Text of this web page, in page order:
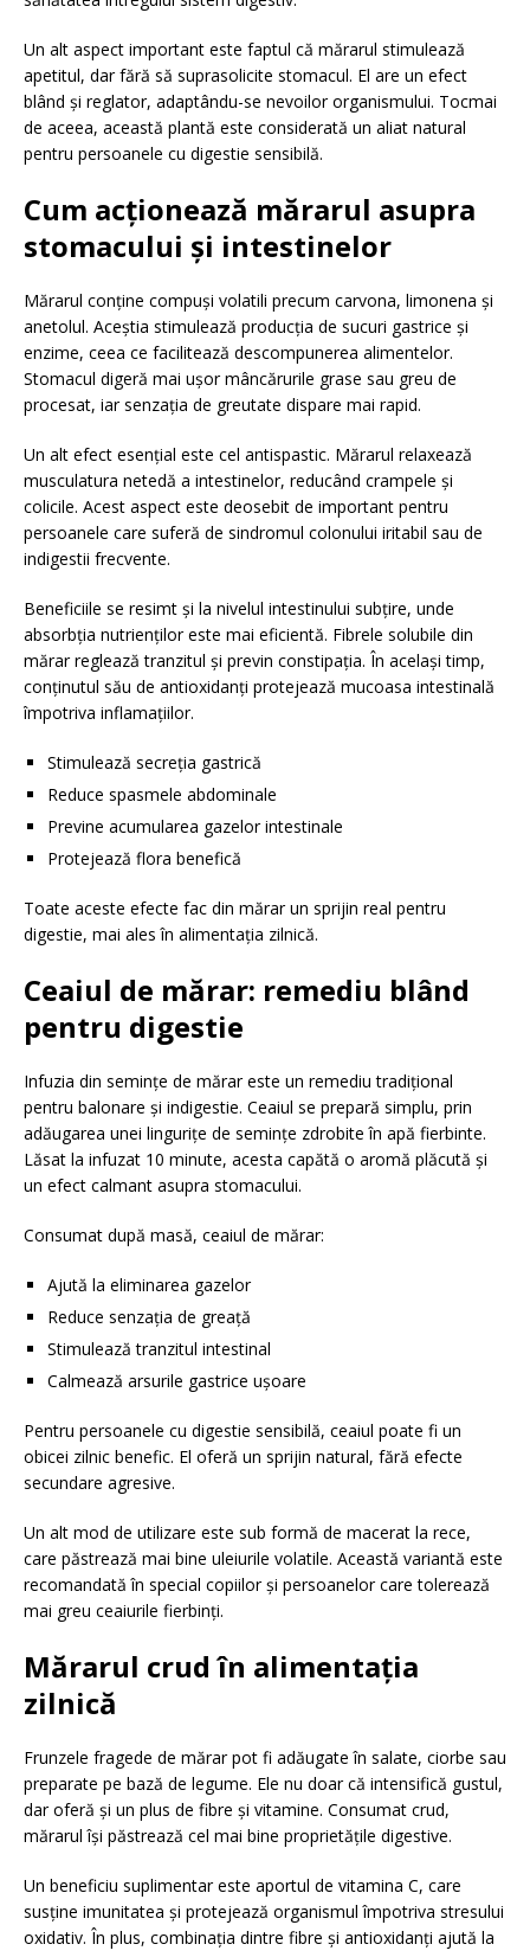
Un alt aspect important este faptul că mărarul stimulează
apetitul, dar fără să suprasolicite stomacul. El are un efect
blând și reglator, adaptându-se nevoilor organismului. Tocmai
de aceea, această plantă este considerată un aliat natural
pentru persoanele cu digestie sensibilă.
Cum acționează mărarul asupra
stomacului și intestinelor
Mărarul conține compuși volatili precum carvona, limonena și
anetolul. Aceștia stimulează producția de sucuri gastrice și
enzime, ceea ce facilitează descompunerea alimentelor.
Stomacul digeră mai ușor mâncărurile grase sau greu de
procesat, iar senzația de greutate dispare mai rapid.
Un alt efect esențial este cel antispastic. Mărarul relaxează
musculatura netedă a intestinelor, reducând crampele și
colicile. Acest aspect este deosebit de important pentru
persoanele care suferă de sindromul colonului iritabil sau de
indigestii frecvente.
Beneficiile se resimt și la nivelul intestinului subțire, unde
absorbția nutrienților este mai eficientă. Fibrele solubile din
mărar reglează tranzitul și previn constipația. În același timp,
conținutul său de antioxidanți protejează mucoasa intestinală
împotriva inflamațiilor.
Stimulează secreția gastrică
Reduce spasmele abdominale
Previne acumularea gazelor intestinale
Protejează flora benefică
Toate aceste efecte fac din mărar un sprijin real pentru
digestie, mai ales în alimentația zilnică.
Ceaiul de mărar: remediu blând
pentru digestie
Infuzia din semințe de mărar este un remediu tradițional
pentru balonare și indigestie. Ceaiul se prepară simplu, prin
adăugarea unei lingurițe de semințe zdrobite în apă fierbinte.
Lăsat la infuzat 10 minute, acesta capătă o aromă plăcută și
un efect calmant asupra stomacului.
Consumat după masă, ceaiul de mărar:
Ajută la eliminarea gazelor
Reduce senzația de greață
Stimulează tranzitul intestinal
Calmează arsurile gastrice ușoare
Pentru persoanele cu digestie sensibilă, ceaiul poate fi un
obicei zilnic benefic. El oferă un sprijin natural, fără efecte
secundare agresive.
Un alt mod de utilizare este sub formă de macerat la rece,
care păstrează mai bine uleiurile volatile. Această variantă este
recomandată în special copiilor și persoanelor care tolerează
mai greu ceaiurile fierbinți.
Mărarul crud în alimentația
zilnică
Frunzele fragede de mărar pot fi adăugate în salate, ciorbe sau
preparate pe bază de legume. Ele nu doar că intensifică gustul,
dar oferă și un plus de fibre și vitamine. Consumat crud,
mărarul își păstrează cel mai bine proprietățile digestive.
Un beneficiu suplimentar este aportul de vitamina C, care
susține imunitatea și protejează organismul împotriva stresului
oxidativ. În plus, combinația dintre fibre și antioxidanți ajută la